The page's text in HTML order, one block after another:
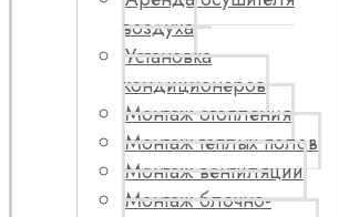
воздуха
Установка
кондиционеров
Монтаж отопления
Монтаж теплых полов
Монтаж вентиляции
Монтаж блочно-